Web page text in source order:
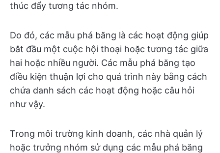
thúc đẩy tương tác nhóm.
Do đó, các mẫu phá băng là các hoạt động giúp
bắt đầu một cuộc hội thoại hoặc tương tác giữa
hai hoặc nhiều người. Các mẫu phá băng tạo
điều kiện thuận lợi cho quá trình này bằng cách
chứa danh sách các hoạt động hoặc câu hỏi
như vậy.
Trong môi trường kinh doanh, các nhà quản lý
hoặc trưởng nhóm sử dụng các mẫu phá băng